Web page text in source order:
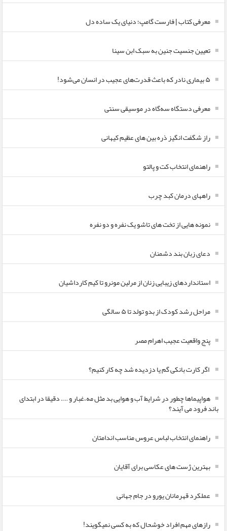
معرفی کتاب | فارست گامپ؛ دنیای یک ساده دل
تعیین جنسیت جنین به سبک ابن سینا
۵ بیماری نادر که باعث قدرت‌های عجیب در انسان می‌شود!
معرفی دستگاه سه‌گاه در موسیقی سنتی
راز شگفت انگیز ذره بین های عظیم کیهانی
راهنمای انتخاب کت و پالتو
راههای درمان کبد چرب
نمونه هایی از تخت های تاشو یک نفره و دو نفره
دعای زبان بند دشمنان
استانداردهای زیبایی زنان از مرلین مونرو تا کیم کارداشیان
مراحل رشد کودک از بدو تولد تا ۵ سالگی
پنج واقعیت عجیب اهرام مصر
اگر کارت بانکی گم یا دزدیده شد چه کار کنیم؟
هواپیماها چطور در شرایط آب و هوایی بد مثل مه،غبار و …. دقیقا در ابتدای
باند فرود می آیند؟
راهنمای انتخاب لباس عروس مناسب اندامتان
بهترین ژست های عکاسی برای آقایان
عملکرد قهرمانان یورو در جام جهانی
رازهای مهم افراد خوشحال که به کسی نمیگویند!